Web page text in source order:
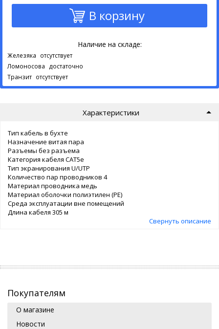
В корзину
Наличие на складе:
Железяка отсутствует
Ломоносова достаточно
Транзит отсутствует
Характеристики
Тип кабель в бухте
Назначение витая пара
Разъемы без разъема
Категория кабеля CAT5e
Тип экранирования U/UTP
Количество пар проводников 4
Материал проводника медь
Материал оболочки полиэтилен (PE)
Среда эксплуатации вне помещений
Длина кабеля 305 м
Свернуть описание
Покупателям
О магазине
Новости